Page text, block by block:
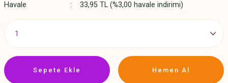
Havale
33,95 TL (%3,00 havale indirimi)
Sepete Ekle Hemen Al